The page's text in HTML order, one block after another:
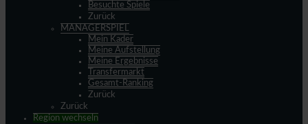
Besuchte Spiele
Zurück
MANAGERSPIEL
Mein Kader
Meine Aufstellung
Meine Ergebnisse
Transfermarkt
Gesamt-Ranking
Zurück
Zurück
Region wechseln